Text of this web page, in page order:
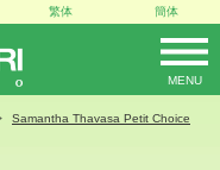
MENU
繁体 簡体
Samantha Thavasa Petit Choice